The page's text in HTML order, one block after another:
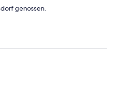
genossen.